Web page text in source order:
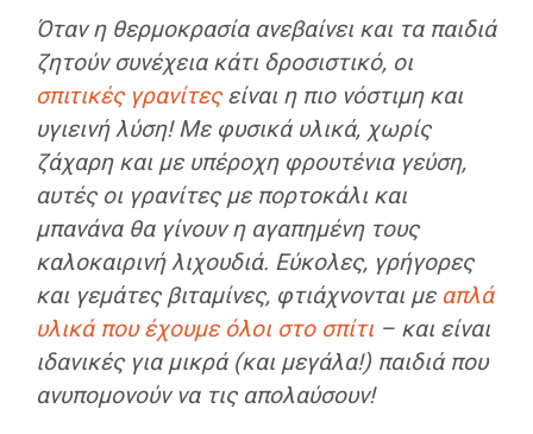
Όταν η θερμοκρασία ανεβαίνει και τα παιδιά
ζητούν συνέχεια κάτι δροσιστικό, οι
σπιτικές γρανίτεςείναι η πιο νόστιμη και
υγιεινή λύση! Με φυσικά υλικά, χωρίς
ζάχαρη και με υπέροχη φρουτένια γεύση,
αυτές οι γρανίτες με πορτοκάλι και
μπανάνα θα γίνουν η αγαπημένη τους
καλοκαιρινή λιχουδιά. Εύκολες, γρήγορες
και γεμάτες βιταμίνες, φτιάχνονται με απλά
υλικά που έχουμε όλοι στο σπίτι – και είναι
ιδανικές για μικρά (και μεγάλα!) παιδιά που
ανυπομονούν να τις απολαύσουν!